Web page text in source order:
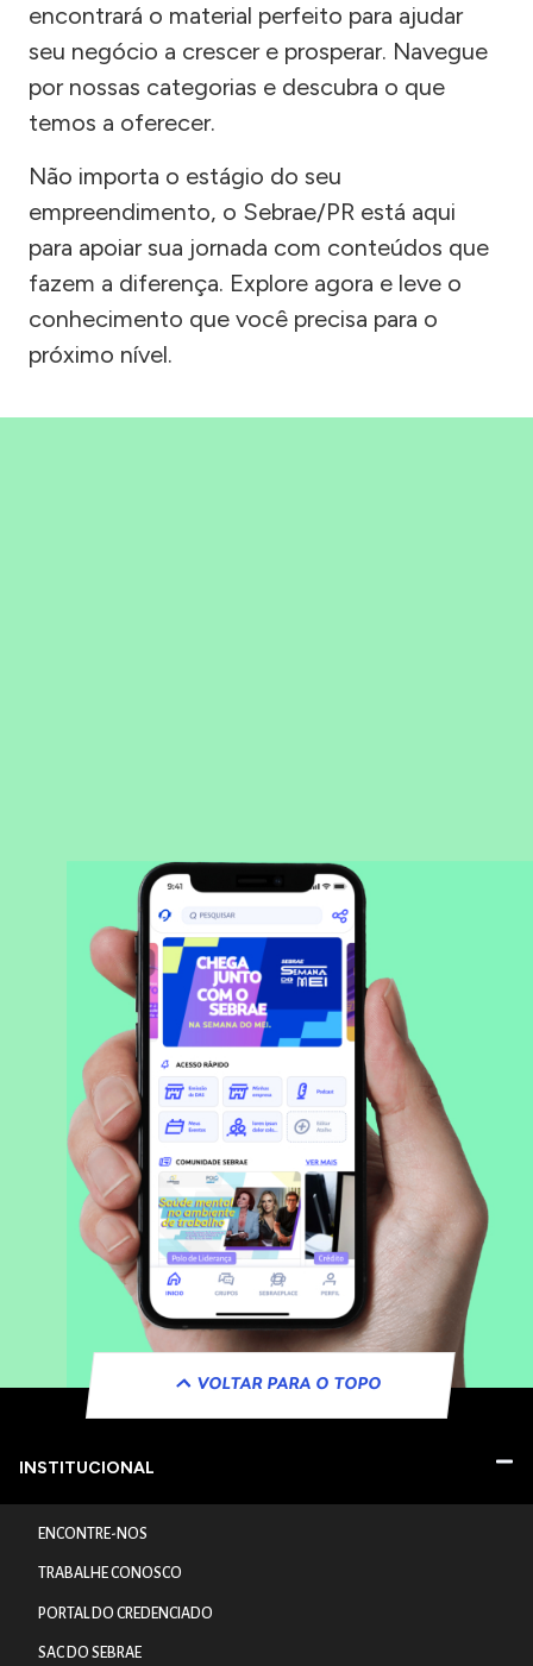
encontrará o material perfeito para ajudar
seu negócio a crescer e prosperar. Navegue
por nossas categorias e descubra o que
temos a oferecer.
Não importa o estágio do seu
empreendimento, o Sebrae/PR está aqui
para apoiar sua jornada com conteúdos que
fazem a diferença. Explore agora e leve o
conhecimento que você precisa para o
próximo nível.
VOLTAR PARA O TOPO
INSTITUCIONAL
ENCONTRE-NOS
TRABALHE CONOSCO
PORTAL DO CREDENCIADO
SAC DO SEBRAE